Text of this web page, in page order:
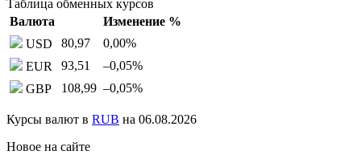
Таблица обменных курсов
Валюта
Изменение %
USD
80,97 0,00%
EUR
93,51 –0,05%
GBP
108,99 –0,05%
Курсы валют в RUB на 06.08.2026
Новое на сайте